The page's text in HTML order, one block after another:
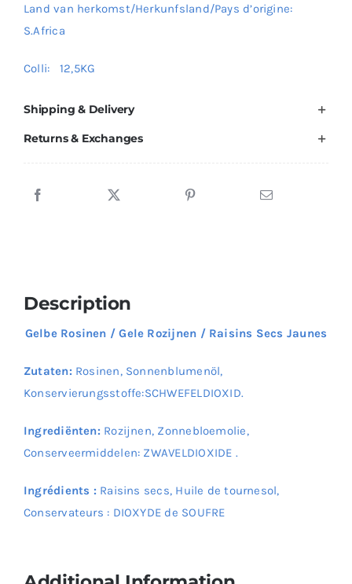
Land van herkomst/Herkunfsland/Pays d’origine:
S.Africa
Colli: 12,5KG
Shipping & Delivery
Returns & Exchanges
Description
Gelbe Rosinen / Gele Rozijnen / Raisins Secs Jaunes
Zutaten: Rosinen, Sonnenblumenöl,
Konservierungsstoffe:SCHWEFELDIOXID.
Ingrediënten: Rozijnen, Zonnebloemolie,
Conserveermiddelen: ZWAVELDIOXIDE .
Ingrédients : Raisins secs, Huile de tournesol,
Conservateurs : DIOXYDE de SOUFRE